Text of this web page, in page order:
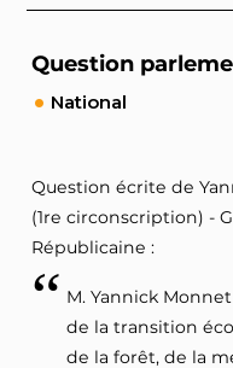
Question
National
Question écrite de
(1re circonscription) -
Républicaine :
M. Yannick
de la transition
de la forêt, de la